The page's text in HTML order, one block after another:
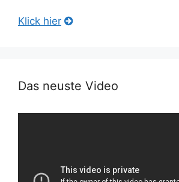
Klick hier
Das neuste Video